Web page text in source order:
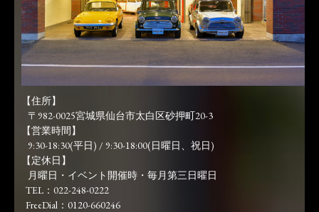
【住所】
〒982-0025宮城県仙台市太白区砂押町20-3
【営業時間】
9:30-18:30(平日) / 9:30-18:00(日曜日、祝日)
【定休日】
月曜日・イベント開催時・毎月第三日曜日
TEL：022-248-0222
FreeDial：0120-660246